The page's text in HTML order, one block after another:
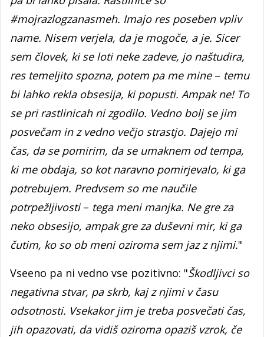
#mojrazlogzanasmeh. Imajo res poseben vpliv
name. Nisem verjela, da je mogoče, a je. Sicer
sem človek, ki se loti neke zadeve, jo naštudira,
res temeljito spozna, potem pa me mine – temu
bi lahko rekla obsesija, ki popusti. Ampak ne! To
se pri rastlinicah ni zgodilo. Vedno bolj se jim
posvečam in z vedno večjo strastjo. Dajejo mi
čas, da se pomirim, da se umaknem od tempa,
ki me obdaja, so kot naravno pomirjevalo, ki ga
potrebujem. Predvsem so me naučile
potrpežljivosti– tega meni manjka. Ne gre za
neko obsesijo, ampak gre za duševni mir, ki ga
čutim, ko so ob meni oziroma sem jaz z njimi."
Vseeno pa ni vedno vse pozitivno: "Škodljivci so
negativna stvar, pa skrb, kaj z njimi v času
odsotnosti. Vsekakor jim je treba posvečati čas,
jih opazovati, da vidiš oziroma opaziš vzrok, če